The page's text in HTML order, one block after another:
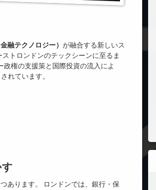
融テクノロジー） が融合する新しいス
トロンドンのテックシーンに至るま
権の支援策と国際投資の流入によ
れています。
あります。 ロンドンでは、銀行・保